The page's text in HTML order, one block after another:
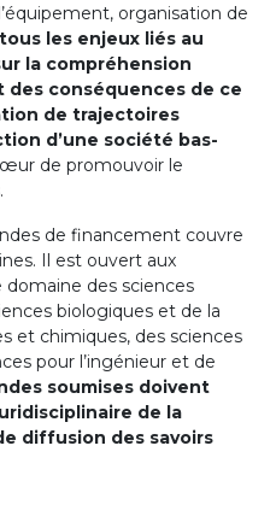
organisation de
les enjeux liés au
la compréhension
conséquences de ce
de trajectoires
d’une société bas-
de promouvoir le
de financement couvre
Il est ouvert aux
domaine des sciences
biologiques et de la
et chimiques, des sciences
pour l’ingénieur et de
soumises doivent
de la
diffusion des savoirs